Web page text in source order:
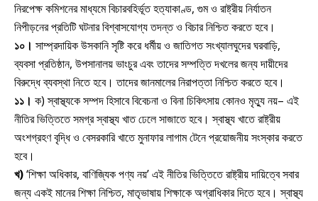
নিরপেক্ষ কমিশনের মাধ্যমে বিচারবহির্ভূত হত্যাকাণ্ড, গুম ও রাষ্ট্রীয় নির্যাতন
নিপীড়নের প্রতিটি ঘটনার বিশ্বাসযোগ্য তদন্ত ও বিচার নিশ্চিত করতে হবে।
১০। সাম্প্রদায়িক উসকানি সৃষ্টি করে ধর্মীয় ও জাতিগত সংখ্যালঘুদের ঘরবাড়ি,
ব্যবসা প্রতিষ্ঠান, উপসানালয় ভাংচুর এবং তাদের সম্পত্তি দখলের জন্য দায়ীদের
বিরুদ্ধে ব্যবস্থা নিতে হবে। তাদের জানমালের নিরাপত্তা নিশ্চিত করতে হবে।
১১। ক) স্বাস্থ্যকে সম্পদ হিসাবে বিবেচনা ও বিনা চিকিৎসায় কোনও মৃত্যু নয়– এই
নীতির ভিত্তিতে সমগ্র স্বাস্থ্য খাত ঢেলে সাজাতে হবে। স্বাস্থ্য খাতে রাষ্ট্রীয়
অংশগ্রহণ বৃদ্ধি ও বেসরকারি খাতে মুনাফার লাগাম টেনে প্রয়োজনীয় সংস্কার করতে
হবে।
খ)‘শিক্ষা অধিকার, বাণিজ্যিক পণ্য নয়’ এই নীতির ভিত্তিতে রাষ্ট্রীয় দায়িত্বে সবার
জন্য একই মানের শিক্ষা নিশ্চিত, মাতৃভাষায় শিক্ষাকে অগ্রাধিকার দিতে হবে। স্বাস্থ্য